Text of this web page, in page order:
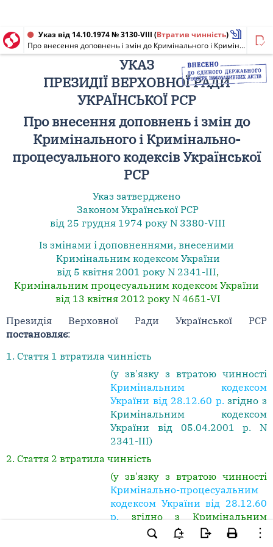
Указ від 14.10.1974 № 3130-VIII (Втратив чинність)
Про внесення доповнень і змін до Кримінального і Кримінально-процесуального кодексів Української РСР